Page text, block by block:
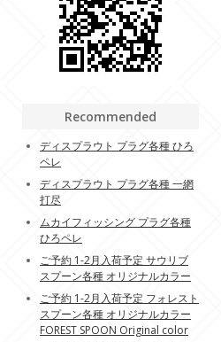
Recommended
ディスプラウト プラグ各種 ひろ
ペレ
ディスプラウト プラグ各種 一網
打尽
ムカイフィッシング プラグ各種
ひろペレ
ご予約 1-2月入荷予定 サウリブ
スプーン各種 オリジナルカラー
ご予約 1-2月入荷予定 フォレスト
スプーン各種 オリジナルカラー
FOREST SPOON Original color